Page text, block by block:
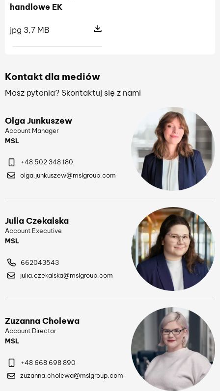
handlowe EK
jpg 3,7 MB
Kontakt dla mediów
Masz pytania? Skontaktuj się z nami
Olga Junkuszew
Account Manager
MSL
+48 502 348 180
olga.junkuszew@mslgroup.com
Julia Czekalska
Account Executive
MSL
662043543
julia.czekalska@mslgroup.com
Zuzanna Cholewa
Account Director
MSL
+48 668 698 890
zuzanna.cholewa@mslgroup.com